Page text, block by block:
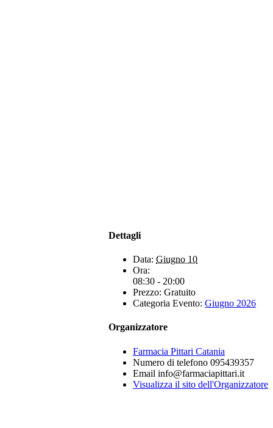
Dettagli
Data: Giugno 10
Ora:
08:30 - 20:00
Prezzo: Gratuito
Categoria Evento: Giugno 2026
Organizzatore
Farmacia Pittari Catania
Numero di telefono 095439357
Email info@farmaciapittari.it
Visualizza il sito dell'Organizzatore